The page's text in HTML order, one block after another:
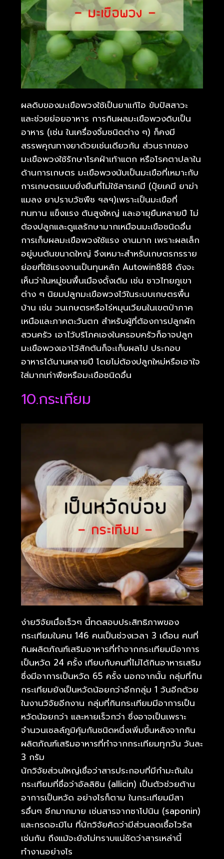
ผลดิบของมะเขือพวงใช้เป็นยาแก้ไอ ขับปัสสาวะ
และช่วยย่อยอาหาร การกินผลมะเขือพวงดิบเป็น
อาหาร (เช่น ในเครื่องจิ้มชนิดต่าง ๆ) ก็คงมี
สรรพคุณทางยาด้วยเช่นเดียวกัน ส่วนรากของ
มะเขือพวงใช้รักษาโรคฝ่าเท้าแตก หรือโรคตาปลาใน
ด้านการเกษตร มะเขือพวงนับเป็นมะเขือที่เหมาะกับ
การเกษตรแบบยั่งยืนที่ไม่ใช้สารเคมี (ปุ๋ยเคมี ยาฆ่า
แมลง ยาปราบวัชพืช ฯลฯ)เพราะเป็นมะเขือที่
ทนทาน แข็งแรง ต้นสูงใหญ่ และอายุยืนหลายปี ไม่
ต้องปลูกและดูแลรักษามากเหมือนมะเขือชนิดอื่น
การเก็บผลมะเขือพวงใช้แรง งานมาก เพราะผลเล็ก
อยู่บนต้นขนาดใหญ่ จึงเหมาะสำหรับเกษตรกรราย
ย่อยที่ใช้แรงงานเป็นทุนหลัก Autowin888 ดังจะ
เห็นว่าในหมู่ชนพื้นเมืองดั้งเดิม เช่น ชาวไทยภูเขา
ต่าง ๆ นิยมปลูกมะเขือพวงไว้ในระบบเกษตรพื้น
บ้าน เช่น วนเกษตรหรือไร่หมุนเวียนในเขตป่าภาค
เหนือและภาคตะวันตก สำหรับผู้ที่ต้องการปลูกผัก
สวนครัว เอาไว้บริโภคเองในครอบครัวก็อาจปลูก
มะเขือพวงเอาไว้สักต้นก็จะเก็บผลไป ประกอบ
อาหารได้นานหลายปี โดยไม่ต้องปลูกใหม่หรือเอาใจ
ใส่มากเท่าพืชหรือมะเขือชนิดอื่น
10.กระเทียม
ง่ายวิจัยเมื่อเร็วๆ นี้ทดสอบประสิทธิภาพของ
กระเทียมในคน 146 คนเป็นช่วงเวลา 3 เดือน คนที่
กินผลิตภัณฑ์เสริมอาหารที่ทำจากกระเทียมมีอาการ
เป็นหวัด 24 ครั้ง เทียบกับคนที่ไม่ได้กินอาหารเสริม
ซึ่งมีอาการเป็นหวัด 65 ครั้ง นอกจากนั้น กลุ่มที่กิน
กระเทียมยังเป็นหวัดน้อยกว่าอีกกลุ่ม 1 วันอีกด้วย
ในงานวิจัยอีกงาน กลุ่มที่กินกระเทียมมีอาการเป็น
หวัดน้อยกว่า และหายเร็วกว่า ซึ่งอาจเป็นเพราะ
จำนวนเซลล์ภูมิคุ้มกันชนิดหนึ่งเพิ่มขึ้นหลังจากกิน
ผลิตภัณฑ์เสริมอาหารที่ทำจากกระเทียมทุกวัน วันละ
3 กรัม
นักวิจัยส่วนใหญ่เชื่อว่าสารประกอบที่มีกำมะถันใน
กระเทียมที่ชื่อว่าอัลลิซิน (allicin) เป็นตัวช่วยต้าน
อาการเป็นหวัด อย่างไรก็ตาม ในกระเทียมมีสา
รอื่นๆ อีกมากมาย เช่นสารจากซาโปนิน (saponin)
และกรดอะมิโน ที่นักวิจัยคิดว่ามีส่วนลดเชื้อไวรัส
เช่นกัน ถึงแม้จะยังไม่ทราบแน่ชัดว่าสารเหล่านี้
ทำงานอย่างไร